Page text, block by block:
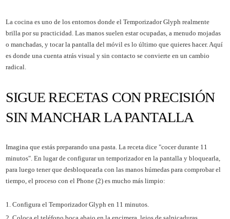
La cocina es uno de los entornos donde el Temporizador Glyph realmente
brilla por su practicidad. Las manos suelen estar ocupadas, a menudo mojadas
o manchadas, y tocar la pantalla del móvil es lo último que quieres hacer. Aquí
es donde una cuenta atrás visual y sin contacto se convierte en un cambio
radical.
SIGUE RECETAS CON PRECISIÓN
SIN MANCHAR LA PANTALLA
Imagina que estás preparando una pasta. La receta dice "cocer durante 11
minutos". En lugar de configurar un temporizador en la pantalla y bloquearla,
para luego tener que desbloquearla con las manos húmedas para comprobar el
tiempo, el proceso con el Phone (2) es mucho más limpio:
Configura el Temporizador Glyph en 11 minutos.